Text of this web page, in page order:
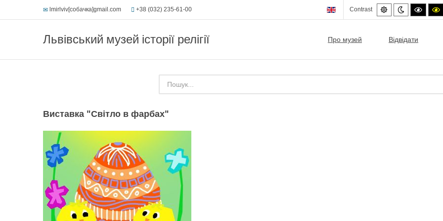
lmirlviv[собачка]gmail.com +38 (032) 235-61-00 Contrast
Default
mode
Night
mode
High
Львівський музей історії релігії Про музей Відвідати
Виставка "Світло в фарбах"